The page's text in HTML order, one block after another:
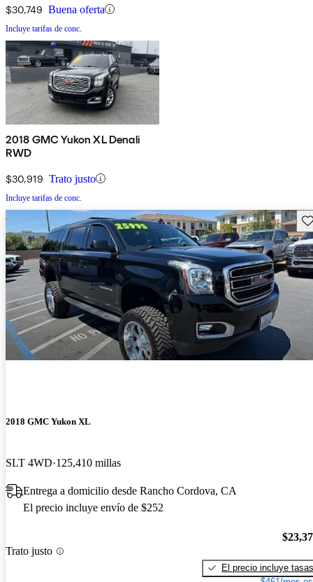
$30,749 Buena oferta
Incluye tarifas de conc.
2018 GMC Yukon XL Denali
RWD
$30,919 Trato justo
Incluye tarifas de conc.
2018 GMC Yukon XL
SLT 4WD 125,410 millas
Entrega a domicilio desde Rancho Cordova, CA
El precio incluye envío de $252
Trato justo
El precio incluye tasas